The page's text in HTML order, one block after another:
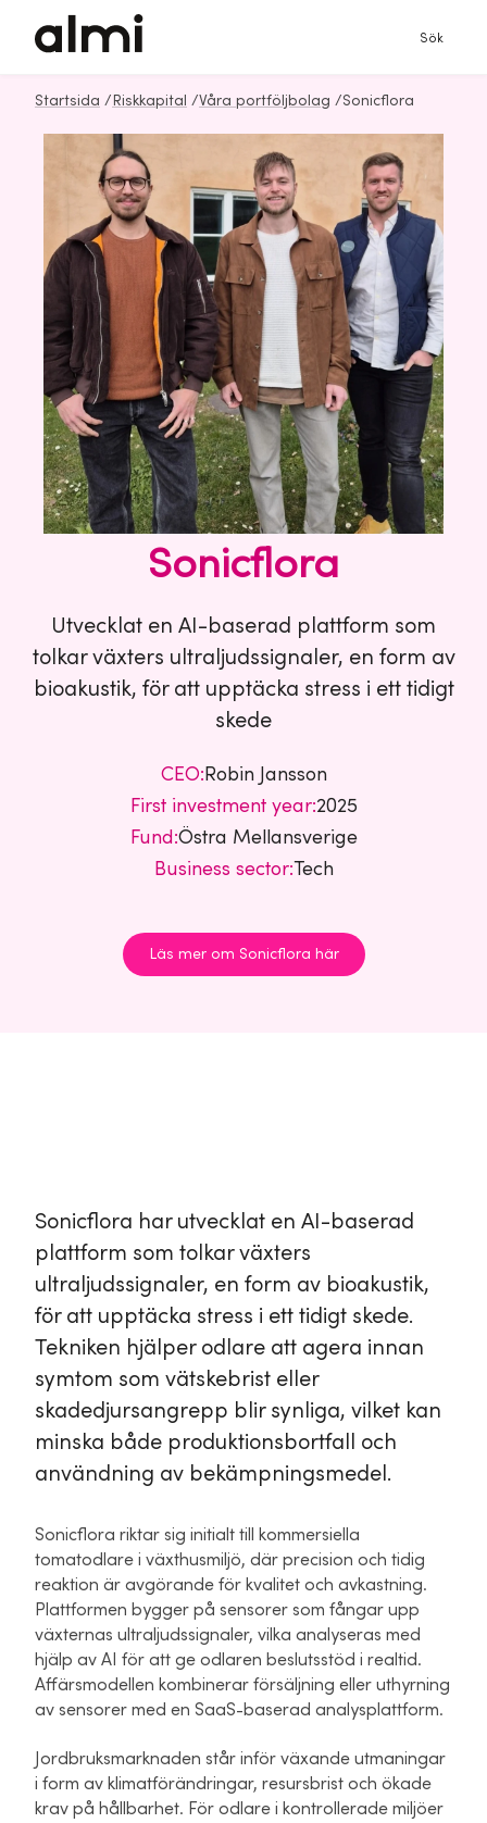
Sök
Startsida / Riskkapital /Våra portföljbolag /Sonicflora
Sonicflora
Utvecklat en AI-baserad plattform som
tolkar växters ultraljudssignaler, en form av
bioakustik, för att upptäcka stress i ett tidigt
skede
CEO:Robin Jansson
First investment year:2025
Fund:Östra Mellansverige
Business sector:Tech
Läs mer om Sonicflora här
Sonicflora har utvecklat en AI-baserad
plattform som tolkar växters
ultraljudssignaler, en form av bioakustik,
för att upptäcka stress i ett tidigt skede.
Tekniken hjälper odlare att agera innan
symtom som vätskebrist eller
skadedjursangrepp blir synliga, vilket kan
minska både produktionsbortfall och
användning av bekämpningsmedel.
Sonicflora riktar sig initialt till kommersiella
tomatodlare i växthusmiljö, där precision och tidig
reaktion är avgörande för kvalitet och avkastning.
Plattformen bygger på sensorer som fångar upp
växternas ultraljudssignaler, vilka analyseras med
hjälp av AI för att ge odlaren beslutsstöd i realtid.
Affärsmodellen kombinerar försäljning eller uthyrning
av sensorer med en SaaS-baserad analysplattform.
Jordbruksmarknaden står inför växande utmaningar
i form av klimatförändringar, resursbrist och ökade
krav på hållbarhet. För odlare i kontrollerade miljöer